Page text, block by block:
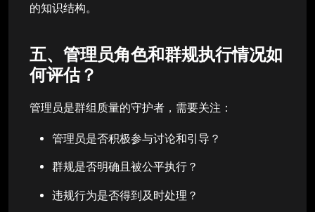
的知识结构。
五、管理员角色和群规执行情况如
何评估？
管理员是群组质量的守护者，需要关注：
管理员是否积极参与讨论和引导？
群规是否明确且被公平执行？
违规行为是否得到及时处理？